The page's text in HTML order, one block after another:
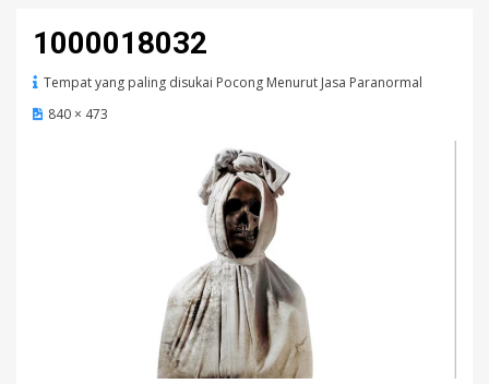
1000018032
Tempat yang paling disukai Pocong Menurut Jasa Paranormal
840 × 473